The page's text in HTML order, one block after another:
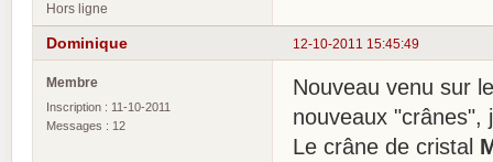
Hors ligne
12-10-2011 15:45:49
Dominique
Membre
Inscription : 11-10-2011
Messages : 12
Nouveau venu sur
nouveaux "crânes",
Le crâne de cristal